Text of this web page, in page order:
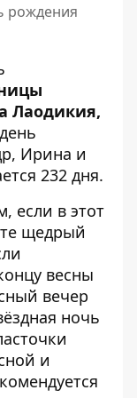
рождения
Лаодикия,
Ирина и
232 дня.
если в этот
щедрый
весны
вечер
ночь
и